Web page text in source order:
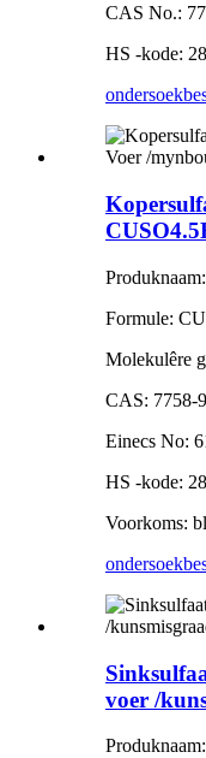
CAS No.:
HS -kode:
ondersoek
Formule:
Molekulêre
CAS: 7758-
Einecs No:
HS -kode:
Voorkoms:
ondersoek
voer /